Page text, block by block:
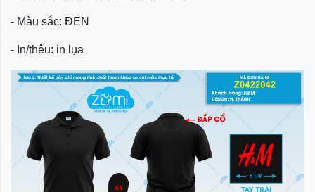
- Màu sắc: ĐEN
- In/thêu: in lụa